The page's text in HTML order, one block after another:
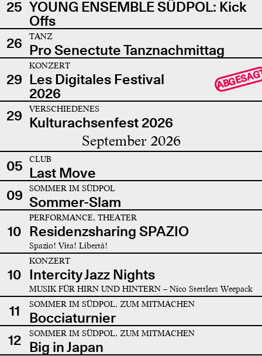
25 YOUNG ENSEMBLE SÜDPOL: Kick
Offs
26
TANZ
Pro Senectute Tanznachmittag
29
KONZERT
Les Digitales Festival
2026
29 VERSCHIEDENES
Kulturachsenfest 2026
September 2026
05 CLUB
Last Move
09
SOMMER IM SÜDPOL
Sommer-Slam
10
PERFORMANCE, THEATER
Residenzsharing SPAZIO
Spazio! Vita! Libertà!
10
KONZERT
Intercity Jazz Nights
MUSIK FÜR HIRN UND HINTERN – Nico Stettlers Weepack
11 SOMMER IM SÜDPOL, ZUM MITMACHEN
Bocciaturnier
12
SOMMER IM SÜDPOL, ZUM MITMACHEN
Big in Japan